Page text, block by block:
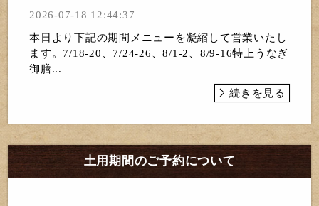
2026-07-18 12:44:37
本日より下記の期間メニューを凝縮して営業いたし
ます。7/18-20、7/24-26、8/1-2、8/9-16特上うなぎ
御膳...
続きを見る
土用期間のご予約について